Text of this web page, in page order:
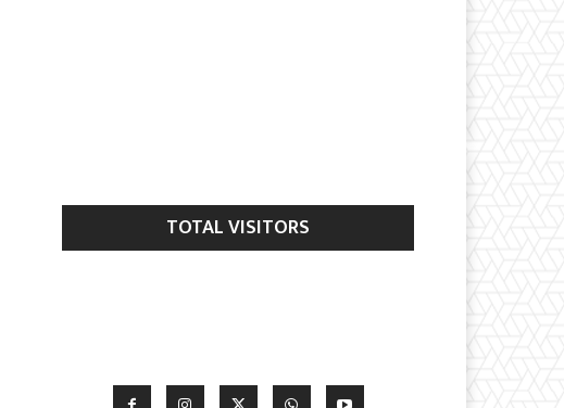
TOTAL VISITORS